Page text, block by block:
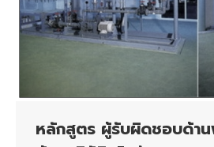
หลักสูตร ผู้รับผิดชอบด้าน